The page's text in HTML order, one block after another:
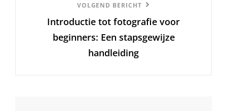
Bericht
VOLGEND BERICHT
Introductie tot fotografie voor
beginners: Een stapsgewijze
handleiding